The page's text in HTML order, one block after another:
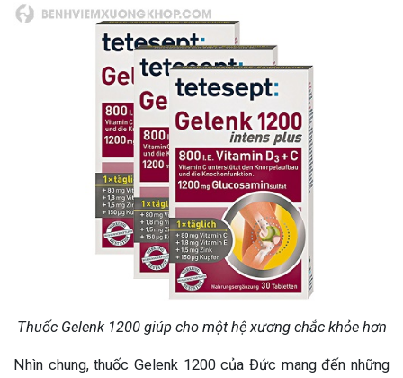
Thuốc Gelenk 1200 giúp cho một hệ xương chắc khỏe hơn
Nhìn chung, thuốc Gelenk 1200 của Đức mang đến những